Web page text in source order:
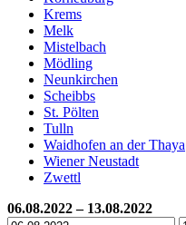
Krems
Melk
Mistelbach
Mödling
Neunkirchen
Scheibbs
St. Pölten
Tulln
Waidhofen an der Thaya
Wiener Neustadt
Zwettl
06.08.2022 – 13.08.2022